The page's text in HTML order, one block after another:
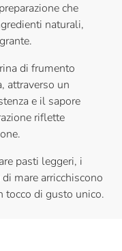
che
naturali,
di frumento
attraverso un
e il sapore
riflette
pasti leggeri, i
mare arricchiscono
tocco di gusto unico.